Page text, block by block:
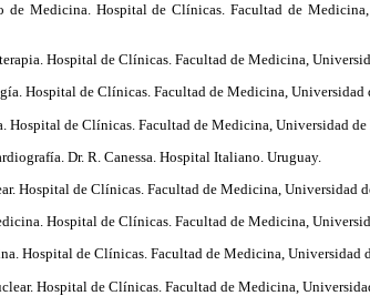
de Medicina. Hospital de Clínicas. Facultad de
Hospital de Clínicas. Facultad de Medicina,
Hospital de Clínicas. Facultad de Medicina,
Hospital de Clínicas. Facultad de Medicina, Universidad
Dr. R. Canessa. Hospital Italiano. Uruguay.
Hospital de Clínicas. Facultad de Medicina, Universidad
Hospital de Clínicas. Facultad de Medicina,
Hospital de Clínicas. Facultad de Medicina, Universidad
Hospital de Clínicas. Facultad de Medicina,